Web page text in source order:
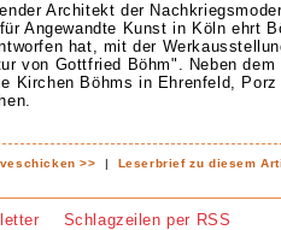
Architekt der
Angewandte Kunst in Köln ehrt
hat, mit der
von Gottfried Böhm". Neben dem
Kirchen Böhms in Ehrenfeld,
>> | Leserbrief zu diesem
Schlagzeilen per RSS